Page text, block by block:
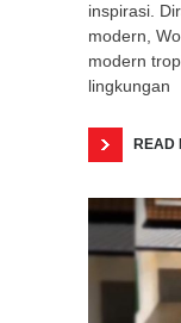
inspirasi.
modern,
modern
lingkungan
READ